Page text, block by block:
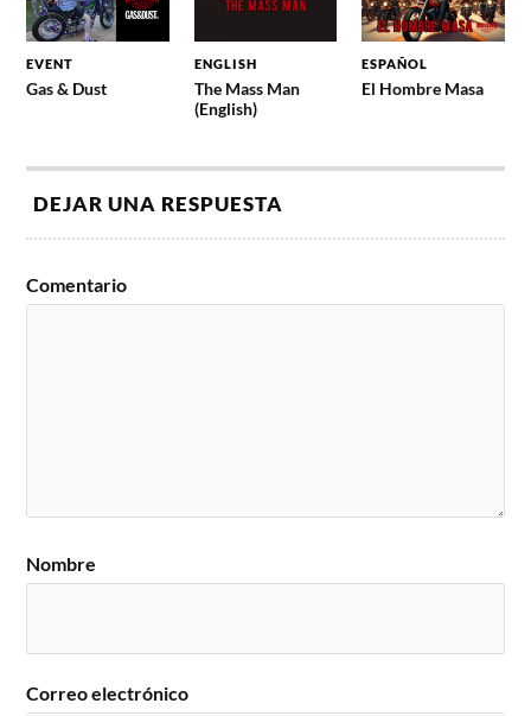
EVENT
Gas & Dust
ENGLISH
The Mass Man
(English)
ESPAÑOL
El Hombre Masa
DEJAR UNA RESPUESTA
Comentario
Nombre
Correo electrónico